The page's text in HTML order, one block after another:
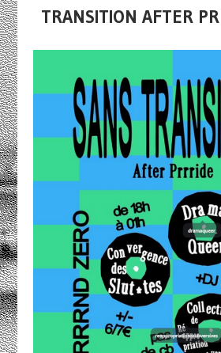
TRANSITION AFTER